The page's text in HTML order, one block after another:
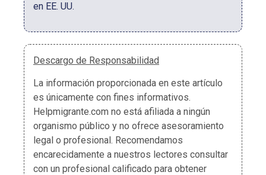
en EE. UU.
Descargo de Responsabilidad
La información proporcionada en este artículo
es únicamente con fines informativos.
Helpmigrante.com no está afiliada a ningún
organismo público y no ofrece asesoramiento
legal o profesional. Recomendamos
encarecidamente a nuestros lectores consultar
con un profesional calificado para obtener